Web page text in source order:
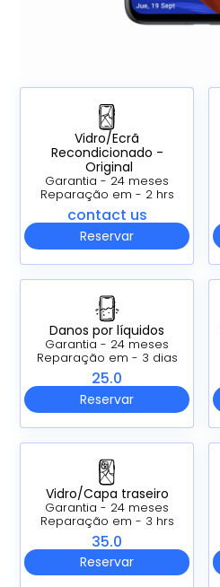
Vidro/Ecrã
Recondicionado -
Original
Garantia - 24 meses
Reparação em - 2 hrs
contact us
Reservar
Danos por líquidos
Garantia - 24 meses
Reparação em - 3 dias
25.0
Reservar
Vidro/Capa traseiro
Garantia - 24 meses
Reparação em - 3 hrs
35.0
Reservar